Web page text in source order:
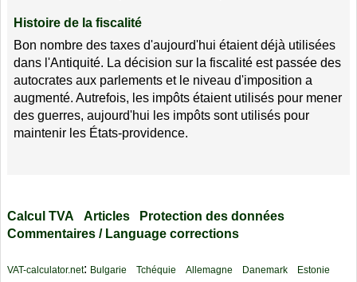
Histoire de la fiscalité
Bon nombre des taxes d'aujourd'hui étaient déjà utilisées
dans l'Antiquité. La décision sur la fiscalité est passée des
autocrates aux parlements et le niveau d'imposition a
augmenté. Autrefois, les impôts étaient utilisés pour mener
des guerres, aujourd'hui les impôts sont utilisés pour
maintenir les États-providence.
Calcul TVA Articles
Protection des données
Commentaires / Language corrections
VAT-calculator.net: Bulgarie Tchéquie Allemagne Danemark
Estonie